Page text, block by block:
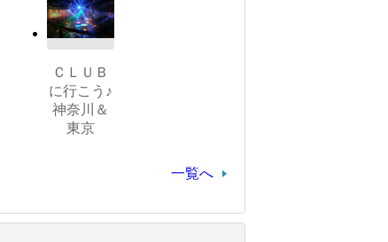
ＣＬＵＢ
に行こう♪
神奈川＆
東京
一覧へ